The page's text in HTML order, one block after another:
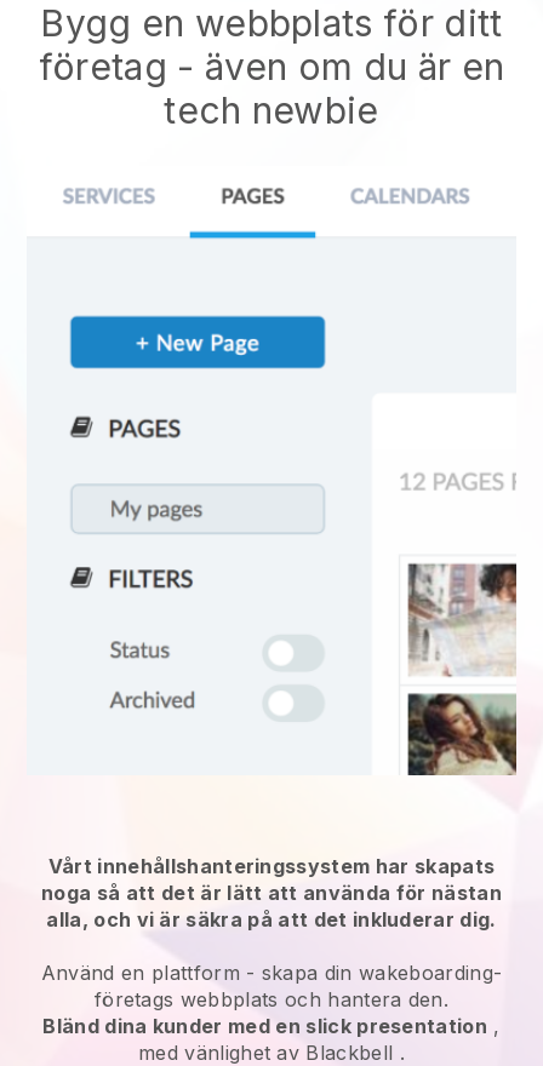
Bygg en webbplats för ditt
företag - även om du är en
tech newbie
Vårt innehållshanteringssystem har skapats
noga så att det är lätt att använda för nästan
alla, och vi är säkra på att det inkluderar dig.
Använd en plattform - skapa din wakeboarding-
företags webbplats och hantera den.
Bländ dina kunder med en slick presentation ,
med vänlighet av Blackbell .